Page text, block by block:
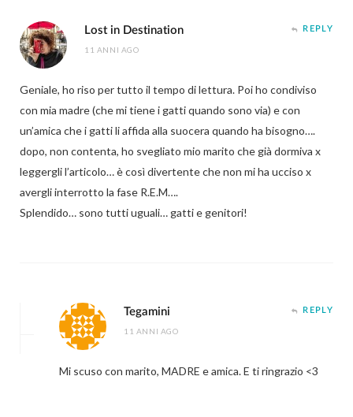
Lost in Destination
11 ANNI AGO
REPLY
Geniale, ho riso per tutto il tempo di lettura. Poi ho condiviso
con mia madre (che mi tiene i gatti quando sono via) e con
un’amica che i gatti li affida alla suocera quando ha bisogno….
dopo, non contenta, ho svegliato mio marito che già dormiva x
leggergli l’articolo… è così divertente che non mi ha ucciso x
avergli interrotto la fase R.E.M….
Splendido… sono tutti uguali… gatti e genitori!
Tegamini
11 ANNI AGO
REPLY
Mi scuso con marito, MADRE e amica. E ti ringrazio <3